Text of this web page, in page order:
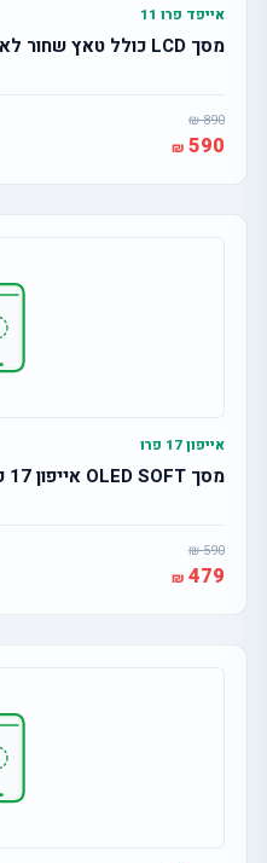
אייפד פרו 11
מסך LCD כולל טאץ שחור לאייפד פרו 11 2018 & 2020
890
590
אייפון 17 פרו
מסך OLED SOFT אייפון 17 פרו
590
479